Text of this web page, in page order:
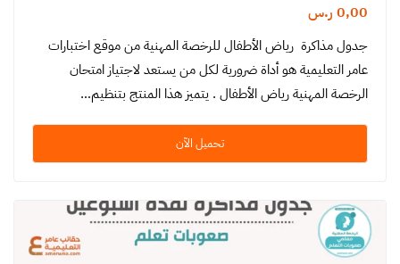
0,00 ر.س
جدول مذاكرة رياض الأطفال للرخصة المهنية من موقع اختبارات
عامر التعليمية هو أداة ضرورية لكل من يستعد لاجتياز امتحان
الرخصة المهنية رياض الأطفال . يتميز هذا المنتج بتنظيم…
تحميل الآن